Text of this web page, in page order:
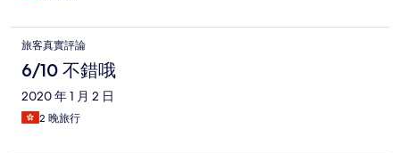
旅客真實評論
6/10 不錯哦
2020 年 1 月 2 日
2 晚旅行